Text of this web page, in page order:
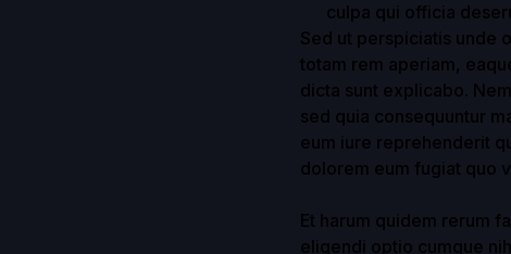
culpa qui officia
Sed ut perspiciatis unde
totam rem aperiam,
dicta sunt explicabo.
sed quia consequuntur
eum iure reprehenderit
dolorem eum fugiat quo
Et harum quidem rerum
eligendi optio cumque